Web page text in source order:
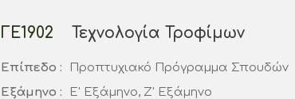
ΓΕ1902 Τεχνολογία Τροφίμων
Επίπεδο :
Προπτυχιακό Πρόγραμμα Σπουδών
Εξάμηνο :
Ε' Εξάμηνο, Ζ' Εξάμηνο